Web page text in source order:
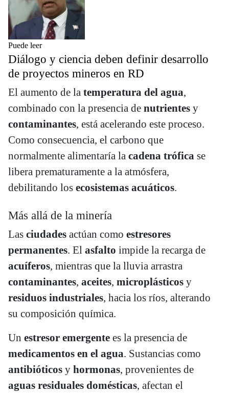
Puede leer
Diálogo y ciencia deben definir desarrollo
de proyectos mineros en RD
El aumento de la temperatura del agua,
combinado con la presencia de nutrientes y
contaminantes, está acelerando este proceso.
Como consecuencia, el carbono que
normalmente alimentaría la cadena trófica se
libera prematuramente a la atmósfera,
debilitando los ecosistemas acuáticos.
Más allá de la minería
Las ciudades actúan como estresores
permanentes. El asfalto impide la recarga de
acuíferos, mientras que la lluvia arrastra
contaminantes, aceites, microplásticos y
residuos industriales, hacia los ríos, alterando
su composición química.
Un estresor emergente es la presencia de
medicamentos en el agua. Sustancias como
antibióticos y hormonas, provenientes de
aguas residuales domésticas, afectan el